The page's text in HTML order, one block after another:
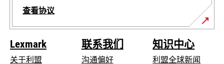
查看协议
Lexmark
关于利盟
联系我们
沟通偏好
知识中心
利盟全球新闻